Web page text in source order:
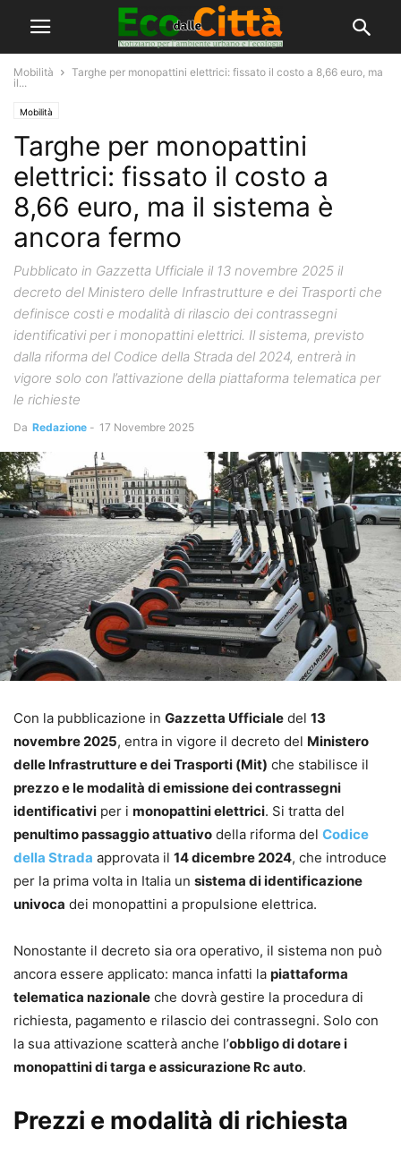
Mobilità
Targhe per monopattini elettrici: fissato il costo a 8,66 euro, ma
il...
Mobilità
Targhe per monopattini
elettrici: fissato il costo a
8,66 euro, ma il sistema è
ancora fermo
Pubblicato in Gazzetta Ufficiale il 13 novembre 2025 il
decreto del Ministero delle Infrastrutture e dei Trasporti che
definisce costi e modalità di rilascio dei contrassegni
identificativi per i monopattini elettrici. Il sistema, previsto
dalla riforma del Codice della Strada del 2024, entrerà in
vigore solo con l’attivazione della piattaforma telematica per
le richieste
Da Redazione - 17 Novembre 2025
Con la pubblicazione in Gazzetta Ufficiale del 13
novembre 2025, entra in vigore il decreto del Ministero
delle Infrastrutture e dei Trasporti (Mit) che stabilisce il
prezzo e le modalità di emissione dei contrassegni
identificativi per i monopattini elettrici. Si tratta del
penultimo passaggio attuativo della riforma del Codice
della Strada approvata il 14 dicembre 2024, che introduce
per la prima volta in Italia un sistema di identificazione
univoca dei monopattini a propulsione elettrica.
Nonostante il decreto sia ora operativo, il sistema non può
ancora essere applicato: manca infatti la piattaforma
telematica nazionale che dovrà gestire la procedura di
richiesta, pagamento e rilascio dei contrassegni. Solo con
la sua attivazione scatterà anche l’obbligo di dotare i
monopattini di targa e assicurazione Rc auto.
Prezzi e modalità di richiesta